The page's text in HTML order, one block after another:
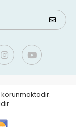
korunmaktadır.